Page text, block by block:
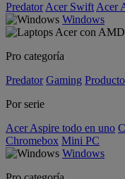
Predator Acer Swift Acer
Windows
Pro categoría
Predator Gaming
Por serie
Acer Aspire todo en uno
Chromebox Mini PC
Windows